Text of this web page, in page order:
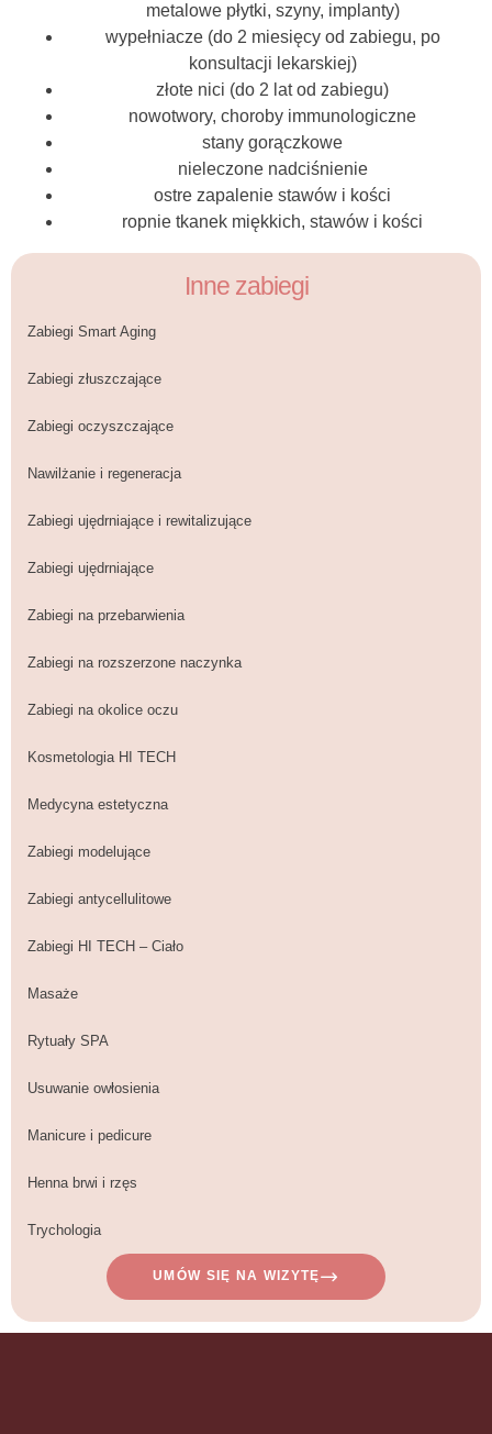
Inne zabiegi
Zabiegi Smart Aging
Zabiegi złuszczające
Zabiegi oczyszczające
Nawilżanie i regeneracja
Zabiegi ujędrniające i rewitalizujące
Zabiegi ujędrniające
Zabiegi na przebarwienia
Zabiegi na rozszerzone naczynka
Zabiegi na okolice oczu
Kosmetologia HI TECH
Medycyna estetyczna
Zabiegi modelujące
Zabiegi antycellulitowe
Zabiegi HI TECH – Ciało
Masaże
Rytuały SPA
Usuwanie owłosienia
Manicure i pedicure
Henna brwi i rzęs
Trychologia
UMÓW SIĘ NA WIZYTĘ
metalowe płytki, szyny, implanty)
wypełniacze (do 2 miesięcy od zabiegu, po
konsultacji lekarskiej)
złote nici (do 2 lat od zabiegu)
nowotwory, choroby immunologiczne
stany gorączkowe
nieleczone nadciśnienie
ostre zapalenie stawów i kości
ropnie tkanek miękkich, stawów i kości